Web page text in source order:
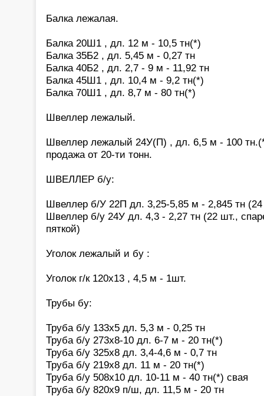
Балка лежалая.
Балка 20Ш1 , дл. 12 м - 10,5 тн(*)
Балка 35Б2 , дл. 5,45 м - 0,27 тн
Балка 40Б2 , дл. 2,7 - 9 м - 11,92 тн
Балка 45Ш1 , дл. 10,4 м - 9,2 тн(*)
Балка 70Ш1 , дл. 8,7 м - 80 тн(*)
Швеллер лежалый.
Швеллер лежалый 24У(П) , дл. 6,5 м - 100
продажа от 20-ти тонн.
ШВЕЛЛЕР б/у:
Швеллер б/У 22П дл. 3,25-5,85 м - 2,845 тн
Швеллер б/у 24У дл. 4,3 - 2,27 тн (22 шт.,
пяткой)
Уголок лежалый и бу :
Уголок г/к 120х13 , 4,5 м - 1шт.
Трубы бу:
Труба б/у 133х5 дл. 5,3 м - 0,25 тн
Труба б/у 273х8-10 дл. 6-7 м - 20 тн(*)
Труба б/у 325х8 дл. 3,4-4,6 м - 0,7 тн
Труба б/у 219х8 дл. 11 м - 20 тн(*)
Труба б/у 508х10 дл. 10-11 м - 40 тн(*) свая
Труба б/у 820х9 п/ш, дл. 11,5 м - 20 тн